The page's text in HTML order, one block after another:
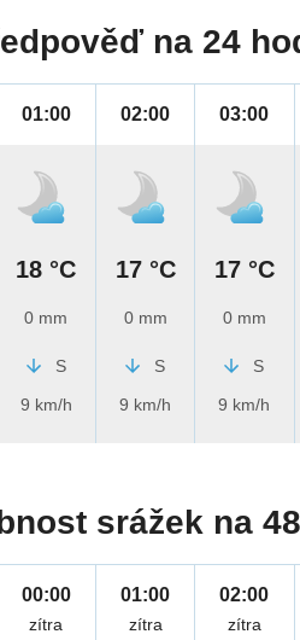
na 24
01:00
18 °C
0 mm
S
9 km/h
02:00
17 °C
0 mm
S
9 km/h
03:00
17 °C
0 mm
S
9 km/h
srážek na
00:00
zítra
01:00
zítra
02:00
zítra